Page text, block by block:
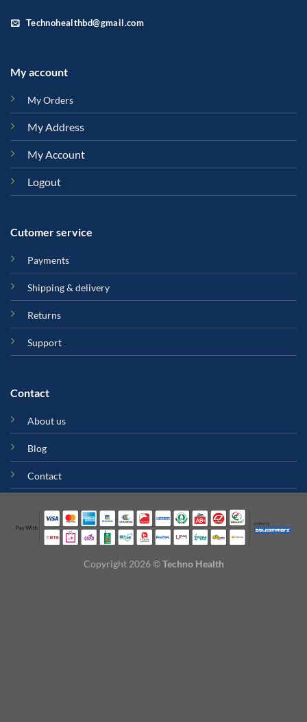
Technohealthbd@gmail.com
My account
My Orders
My Address
My Account
Logout
Cutomer service
Payments
Shipping & delivery
Returns
Support
Contact
About us
Blog
Contact
Copyright 2026 ©Techno Health